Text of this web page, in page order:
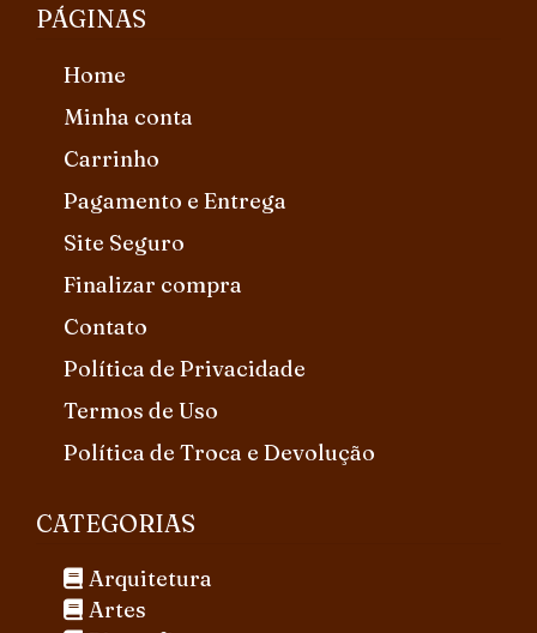
PÁGINAS
Home
Minha conta
Carrinho
Pagamento e Entrega
Site Seguro
Finalizar compra
Contato
Política de Privacidade
Termos de Uso
Política de Troca e Devolução
CATEGORIAS
Arquitetura
Artes